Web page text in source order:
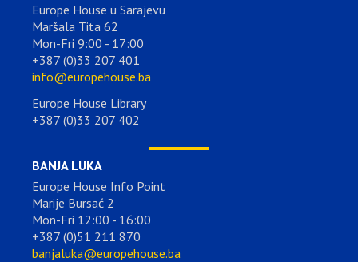
Europe House u Sarajevu
Maršala Tita 62
Mon-Fri 9:00 - 17:00
+387 (0)33 207 401
info@europehouse.ba
Europe House Library
+387 (0)33 207 402
BANJA LUKA
Europe House Info Point
Marije Bursać 2
Mon-Fri 12:00 - 16:00
+387 (0)51 211 870
banjaluka@europehouse.ba